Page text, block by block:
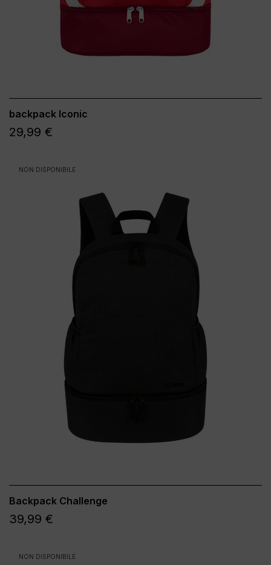
backpack Iconic
29,99 €
NON DISPONIBILE
Backpack Challenge
39,99 €
NON DISPONIBILE